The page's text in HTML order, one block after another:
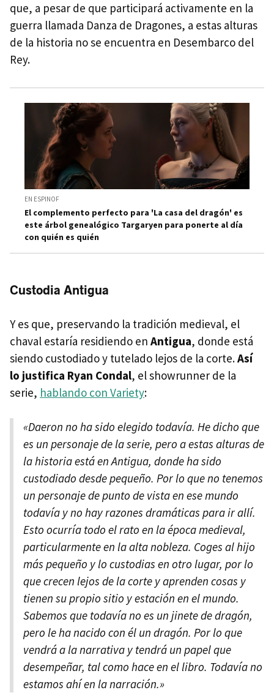
que, a pesar de que participará activamente en la
guerra llamada Danza de Dragones, a estas alturas
de la historia no se encuentra en Desembarco del
Rey.
EN ESPINOF
El complemento perfecto para 'La casa del dragón' es
este árbol genealógico Targaryen para ponerte al día
con quién es quién
Custodia Antigua
Y es que, preservando la tradición medieval, el
chaval estaría residiendo en Antigua, donde está
siendo custodiado y tutelado lejos de la corte.Así
lo justifica Ryan Condal, el showrunner de la
serie, hablando con Variety:
«Daeron no ha sido elegido todavía. He dicho que
es un personaje de la serie, pero a estas alturas de
la historia está en Antigua, donde ha sido
custodiado desde pequeño. Por lo que no tenemos
un personaje de punto de vista en ese mundo
todavía y no hay razones dramáticas para ir allí.
Esto ocurría todo el rato en la época medieval,
particularmente en la alta nobleza. Coges al hijo
más pequeño y lo custodias en otro lugar, por lo
que crecen lejos de la corte y aprenden cosas y
tienen su propio sitio y estación en el mundo.
Sabemos que todavía no es un jinete de dragón,
pero le ha nacido con él un dragón. Por lo que
vendrá a la narrativa y tendrá un papel que
desempeñar, tal como hace en el libro. Todavía no
estamos ahí en la narración.»